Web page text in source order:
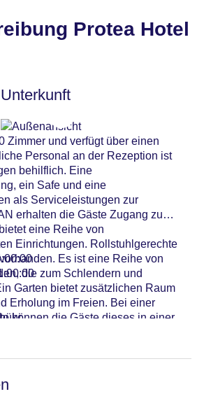
Protea Hotel
Zimmer und verfügt über einen
Personal an der Rezeption ist
behilflich. Eine
ein Safe und eine
als Serviceleistungen zur
erhalten die Gäste Zugang zum
eine Reihe von
Einrichtungen. Rollstuhlgerechte
Es ist eine Reihe von
die zum Schlendern und
Garten bietet zusätzlichen Raum
Erholung im Freien. Bei einer
können die Gäste dieses in einer
oder auf dem Parkplatz (ohne
eine Autovermietung,
ein Transferservice, ein
ein Wäscheservice,
1